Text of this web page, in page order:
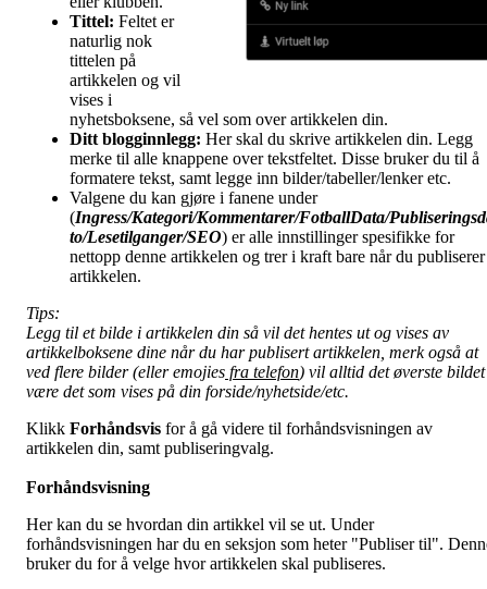
Tittel: Feltet er
naturlig nok
tittelen på
artikkelen og vil
vises i
nyhetsboksene, så vel som over artikkelen din.
Ditt blogginnlegg: Her skal du skrive artikkelen din. Legg
merke til alle knappene over tekstfeltet. Disse bruker du til å
formatere tekst, samt legge inn bilder/tabeller/lenker etc.
Valgene du kan gjøre i fanene under
(Ingress/Kategori/Kommentarer/FotballData/
to/Lesetilganger/SEO) er alle innstillinger spesifikke for
nettopp denne artikkelen og trer i kraft bare når du publiserer
artikkelen.
Tips:
Legg til et bilde i artikkelen din så vil det hentes ut og vises av
artikkelboksene dine når du har publisert artikkelen, merk også at
ved flere bilder (eller emojies fra telefon) vil alltid det øverste bildet
være det som vises på din forside/nyhetside/etc.
Klikk Forhåndsvis for å gå videre til forhåndsvisningen av
artikkelen din, samt publiseringvalg.
Forhåndsvisning
Her kan du se hvordan din artikkel vil se ut. Under
forhåndsvisningen har du en seksjon som heter "Publiser til".
bruker du for å velge hvor artikkelen skal publiseres.